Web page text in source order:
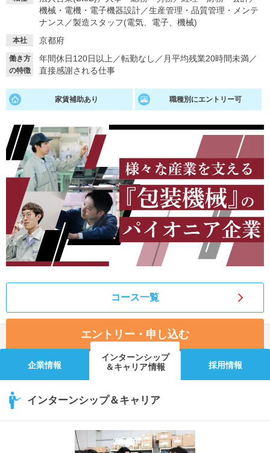
就活ノウハウ・サポート
就活支援
就活ノウハウが満載！ お役立ち記事・相談室など
あなたに合う仕事を診断！ 動画で対策講座をチェック
就活ニュースペーパー
就活時事ニュースを更新
よくある質問
不明点があればこちら
機械・電機・電子機器設計／生産管理・品質管理・メンテ
ナンス ／製造スタッフ(電気、電子、機械)
本社 京都府
働き方
の特徴
年間休日120日以上 ／転勤なし ／ 月平均残業20時間未満／
直接感謝される仕事
家賃補助あり 職種別にエントリー可
コース一覧
エントリー・申し込む
企業情報
インターンシップ
＆キャリア情報
採用情報
インターンシップ＆キャリア